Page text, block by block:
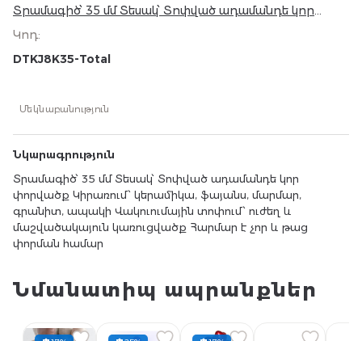
Տրամագիծ՝ 35 մմ Տեսակ՝ Տոփված ադամանդե կոր
գրանիտ, ապակի Վակուումային տոփում՝ ուժեղ և
մաշվածակայուն կառուցվածք Հարմար է չոր և թաց
Կոդ:
DTKJ8K35-Total
Մեկնաբանություն
Նկարագրություն
Տրամագիծ՝ 35 մմ Տեսակ՝ Տոփված ադամանդե կոր
փորվածք Կիրառում՝ կերամիկա, ֆայանս, մարմար,
գրանիտ, ապակի Վակուումային տոփում՝ ուժեղ և
մաշվածակայուն կառուցվածք Հարմար է չոր և թաց
փորման համար
Նմանատիպ ապրանքներ